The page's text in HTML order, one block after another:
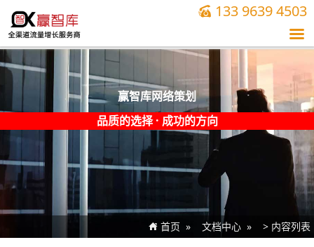
 133 9639 4503

 首页 文档中心 > 内容列表
赢智库网络策划
品质的选择· 成功的方向